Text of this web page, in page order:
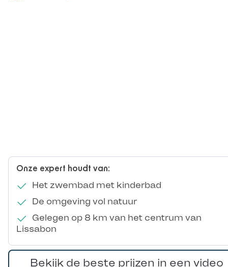
Onze expert houdt van:
Het zwembad met kinderbad
De omgeving vol natuur
Gelegen op 8 km van het centrum van
Lissabon
Bekijk de beste prijzen in een video